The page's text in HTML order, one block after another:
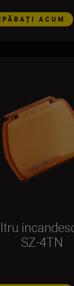
ACUM
SZ-4TN